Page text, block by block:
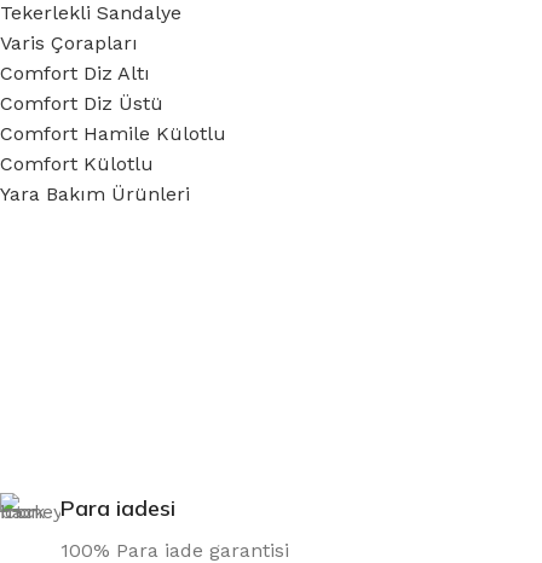
Tekerlekli Sandalye
Varis Çorapları
Comfort Diz Altı
Comfort Diz Üstü
Comfort Hamile Külotlu
Comfort Külotlu
Yara Bakım Ürünleri
Para iadesi
100% Para iade garantisi